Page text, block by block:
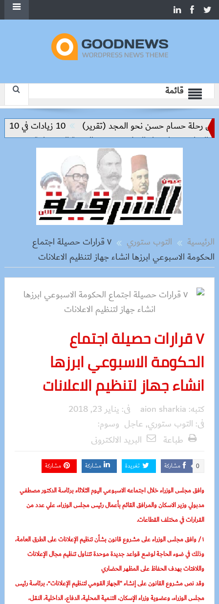
قائمة
رحلة حسام حسن نحو المجد (تقرير)
10 زيادات في 10 سنوات.. هل حان الوقت لرفع دعم البنزين نهائيا؟
مفتاح بناء السلام وتحقيق التنمية المستدامة
الرئيسية التوب ستوري
٧ قرارات حصيلة اجتماع
الحكومة الاسبوعي ابرزها انشاء جهاز لتنظيم الاعلانات
٧ قرارات حصيلة اجتماع
الحكومة الاسبوعي ابرزها
انشاء جهاز لتنظيم الاعلانات
كتبه: aion sharkia فى: يناير 23, 2018
فى: التوب ستوري, عاجل وسوم:
طباعة
البريد الالكترونى
مشاركة 0 تغريدة مشاركة مشاركة
وافق مجلس الوزراء خلال اجتماعه الاسبوعي اليوم الثلاثاء برئاسة الدكتور مصطفي
مدبولي وزير الاسكان والمرافق القائم بأعمال رئيس مجلس الوزراء، علي عدد من
القرارات في مختلف القطاعات.
١/ وافق مجلس الوزراء على مشروع قانون بشأن تنظيم الإعلانات على الطرق العامة،
وذلك في ضوء الحاجة لوضع قواعد جديدة موحدة تتناول تنظيم مجال الإعلانات
واللافتات بهدف الحفاظ على المظهر الحضاري
وقد نص مشروع القانون على إنشاء “الجهاز القومي لتنظيم الإعلانات”، برئاسة رئيس
مجلس الوزراء، وعضوية وزراء الإسكان، التنمية المحلية، الدفاع، الداخلية، النقل،